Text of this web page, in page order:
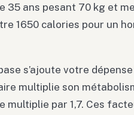
35 ans pesant 70 kg et
1650 calories pour un
s’ajoute votre
multiplie son
multiplie par 1,7. Ces